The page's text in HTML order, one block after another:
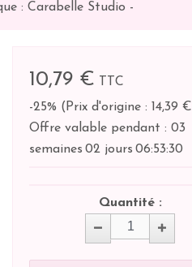
: Carabelle Studio -
10,79 €
TTC
-25% ( Prix d'origine : 14,39 €
Offre valable pendant : 03
semaines 02 jours 06:53:29
Quantité :